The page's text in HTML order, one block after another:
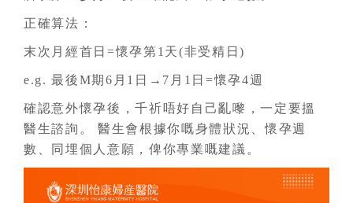
正確算法：
末次月經首日=懷孕第1天(非受精日)
e.g. 最後M期6月1日→7月1日=懷孕4週
確認意外懷孕後，千祈唔好自己亂嚟，一定要搵
醫生諮詢。 醫生會根據你嘅身體狀況、懷孕週
數、同埋個人意願，俾你專業嘅建議。